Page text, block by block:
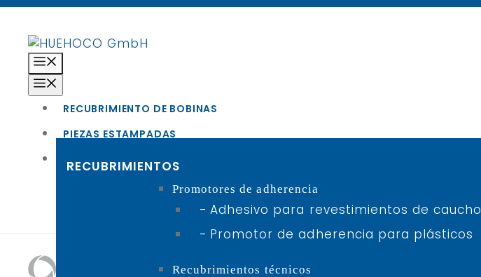
Saltar
contenido
RECUBRIMIENTO DE BOBINAS
RECUBRIMIENTOS
Promotores de adherencia
Adhesivo para revestimientos de caucho
Promotor de adherencia para plásticos
Recubrimientos técnicos
PIEZAS ESTAMPADAS
GAMA DE SERVICIOS
Cadena de valor